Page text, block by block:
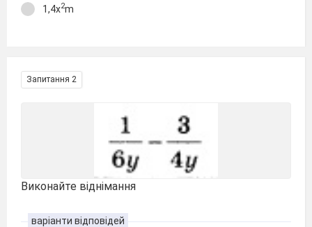
1,4х2m
Запитання 2
Виконайте віднімання
варіанти відповідей